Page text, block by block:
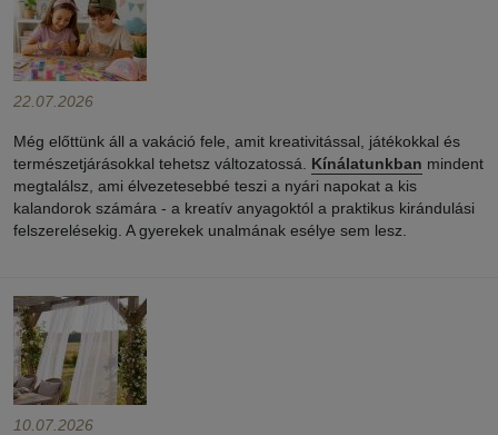
22.07.2026
Még előttünk áll a vakáció fele, amit kreativitással, játékokkal és
természetjárásokkal tehetsz változatossá. Kínálatunkban mindent
megtalálsz, ami élvezetesebbé teszi a nyári napokat a kis
kalandorok számára - a kreatív anyagoktól a praktikus kirándulási
felszerelésekig. A gyerekek unalmának esélye sem lesz.
10.07.2026